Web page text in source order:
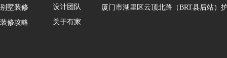
别墅装修
装修攻略
设计团队
关于有家
厦门市湖里区云顶北路（BRT县后站）